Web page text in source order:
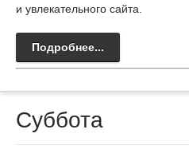
и увлекательного сайта.
Подробнее...
Суббота